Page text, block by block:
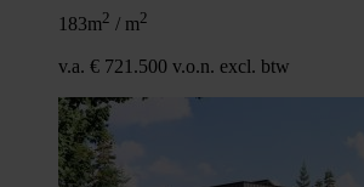
183m2 / m2
v.a. € 721.500 v.o.n. excl. btw